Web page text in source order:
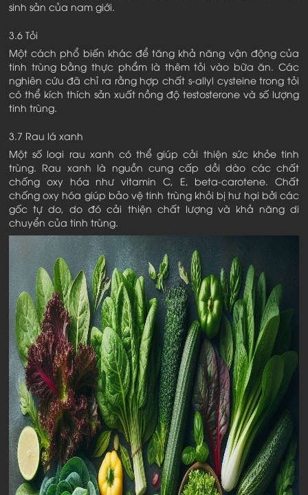
sinh sản của nam giới.
3.6 Tỏi
Một cách phổ biến khác để tăng khả năng vận động của
tinh trùng bằng thực phẩm là thêm tỏi vào bữa ăn. Các
nghiên cứu đã chỉ ra rằng hợp chất s-allyl cysteine trong tỏi
có thể kích thích sản xuất nồng độ testosterone và số lượng
tinh trùng.
3.7 Rau lá xanh
Một số loại rau xanh có thể giúp cải thiện sức khỏe tinh
trùng. Rau xanh là nguồn cung cấp dồi dào các chất
chống oxy hóa như vitamin C, E, beta-carotene. Chất
chống oxy hóa giúp bảo vệ tinh trùng khỏi bị hư hại bởi các
gốc tự do, do đó cải thiện chất lượng và khả năng di
chuyển của tinh trùng.